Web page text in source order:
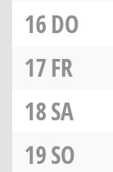
16DO
17FR
18SA
19SO